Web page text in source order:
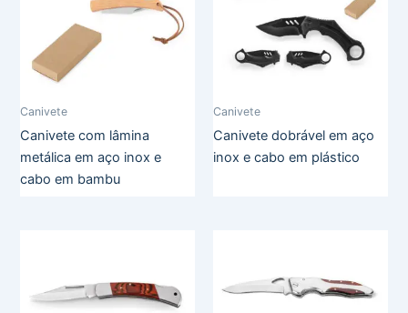
Canivete
Canivete com lâmina
metálica em aço inox e
cabo em bambu
Canivete
Canivete dobrável em aço
inox e cabo em plástico